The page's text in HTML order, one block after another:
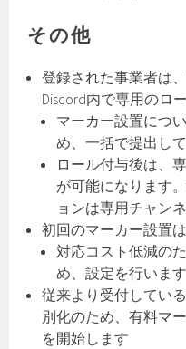
その他
登録された事業者は
Discord内で専用のロ
マーカー設置につ
め、一括で提出し
ロール付与後は、
が可能になります
ョンは専用チャン
初回のマーカー設置
対応コスト低減の
め、設定を行います
従来より受付してい
別化のため、有料マ
を開始します